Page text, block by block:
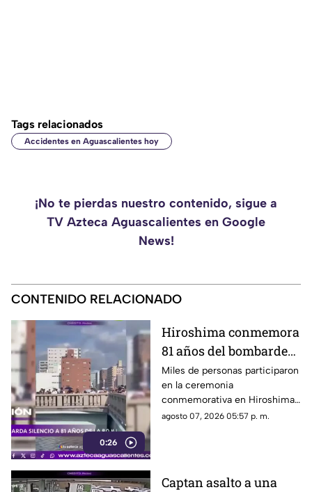
Tags relacionados
Accidentes en Aguascalientes hoy
¡No te pierdas nuestro contenido, sigue a
TV Azteca Aguascalientes en Google
News!
CONTENIDO RELACIONADO
0:26
Hiroshima conmemora
81 años del bombardeo
atómico con un minuto
de silencio
Miles de personas participaron
en la ceremonia
conmemorativa en Hiroshima,
donde se recordó a las
agosto 07, 2026 05:57 p. m.
Captan asalto a una